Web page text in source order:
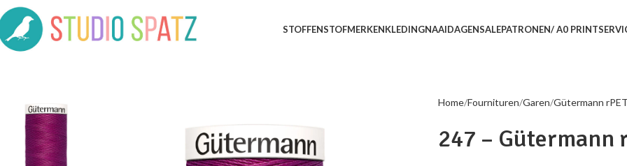
STOFFENSTOFMERKENKLEDINGNAAIDAGENSALEPATRONEN/ A0
Home Fournituren Garen Gütermann rPET
247 – Gütermann